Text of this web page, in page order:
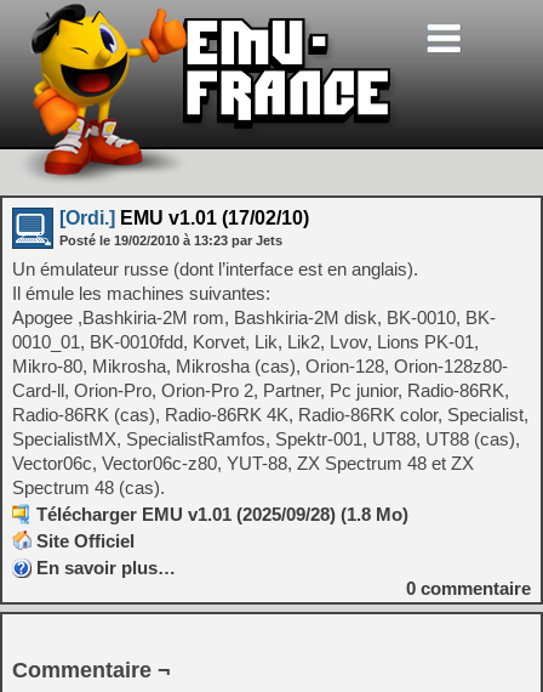
[Ordi.] EMU v1.01 (17/02/10)
Posté le 19/02/2010 à 13:23 par Jets
Un émulateur russe (dont l’interface est en anglais).
Il émule les machines suivantes:
Apogee ,Bashkiria-2M rom, Bashkiria-2M disk, BK-0010, BK-
0010_01, BK-0010fdd, Korvet, Lik, Lik2, Lvov, Lions PK-01,
Mikro-80, Mikrosha, Mikrosha (cas), Orion-128, Orion-128z80-
Card-ll, Orion-Pro, Orion-Pro 2, Partner, Pc junior, Radio-86RK,
Radio-86RK (cas), Radio-86RK 4K, Radio-86RK color, Specialist,
SpecialistMX, SpecialistRamfos, Spektr-001, UT88, UT88 (cas),
Vector06c, Vector06c-z80, YUT-88, ZX Spectrum 48 et ZX
Spectrum 48 (cas).
Télécharger EMU v1.01 (2025/09/28) (1.8 Mo)
Site Officiel
En savoir plus…
0 commentaire
Commentaire ¬